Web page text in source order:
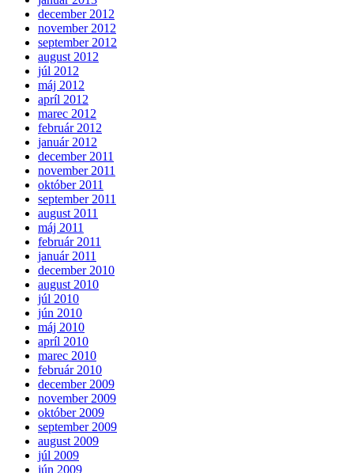
december 2012
november 2012
september 2012
august 2012
júl 2012
máj 2012
apríl 2012
marec 2012
február 2012
január 2012
december 2011
november 2011
október 2011
september 2011
august 2011
máj 2011
február 2011
január 2011
december 2010
august 2010
júl 2010
jún 2010
máj 2010
apríl 2010
marec 2010
február 2010
december 2009
november 2009
október 2009
september 2009
august 2009
júl 2009
jún 2009